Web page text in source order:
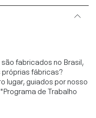
fabricados no Brasil,
fábricas?
lugar, guiados por nosso
de Trabalho